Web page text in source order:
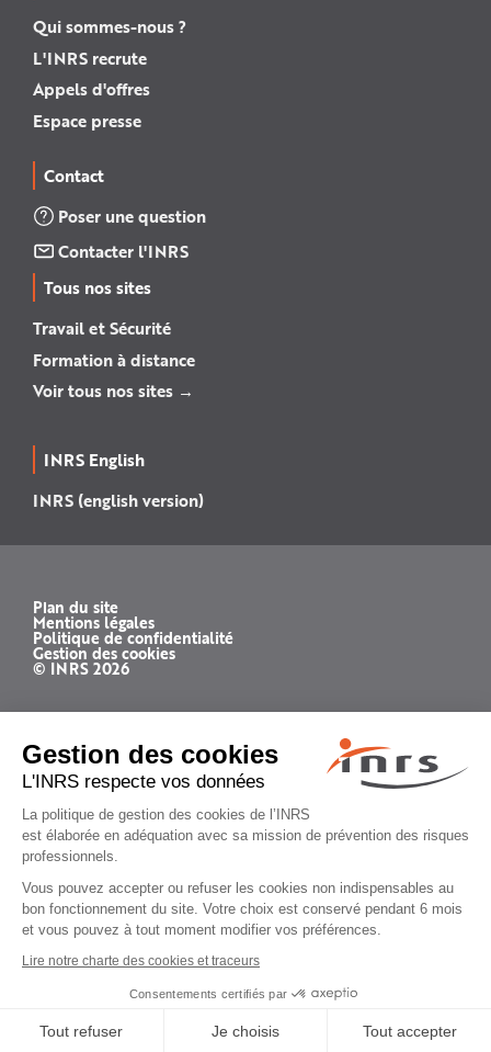
Sommaire
Qui sommes-nous ?
L'INRS recrute
Appels d'offres
Espace presse
Contact
Poser une question
Contacter l'INRS
Tous nos sites
Travail et Sécurité
Formation à distance
Voir tous nos sites →
INRS English
INRS (english version)
Plan du site
Mentions légales
Politique de confidentialité
Gestion des cookies
© INRS 2026